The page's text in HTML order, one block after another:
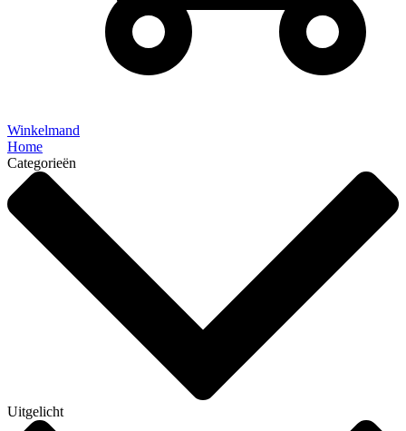
Winkelmand
Home
Categorieën
Uitgelicht